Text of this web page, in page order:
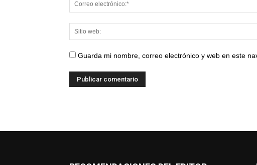
Guarda mi nombre, correo electrónico y web en este